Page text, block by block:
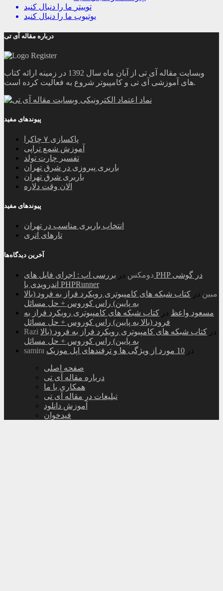
توییتر ما را دنبال کنید
یوتیوب ما را دنبال کنید
درباره مقاله آی تی
وبسایت مقاله آی تی از آبان ماه سال 1392 در زمینه ارائه کتاب
های آموزشی آی تی و کامپیوتر شروع به فعالیت کرده است.
پیوندهای مفید
پاکسازی ۷ چاکرا
آموزش شمع تراپی
تفسیر چارت تولد
باربری پیروزی در شرق تهران
باربری شرق تهران
الان وقت دلاره
پیوندهای مفید
انتخاب باربری مناسب در تهران
تارهای اتری
آخرین دیدگاه‌ها
دومکس در بررسی اپ : اجرای فایل های PHP در گوشی
اندرویدی با PHPRunner
مبین در کتاب شبکه های کامپیوتری رویکرد فراز به فرود (بالا
به پایین) راس کوروس + حل مسائل
مسعود واعظ در کتاب شبکه های کامپیوتری رویکرد فراز به
فرود (بالا به پایین) راس کوروس + حل مسائل
Razi
در کتاب شبکه های کامپیوتری رویکرد فراز به فرود (بالا
به پایین) راس کوروس + حل مسائل
samira
در 10 مورد از ویژگی ها و ترفندهای اپل موزیک
صفحه اصلی
درباره مقاله آی تی
همکاری با ما
تبلیغات در مقاله آی تی
آموزش دانلود
فیدخوان